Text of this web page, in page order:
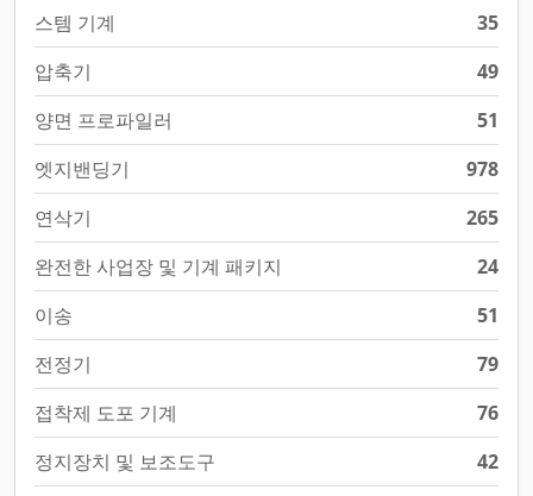
스템 기계
35
압축기
49
양면 프로파일러
51
엣지밴딩기
978
연삭기
265
완전한 사업장 및 기계 패키지
24
이송
51
전정기
79
접착제 도포 기계
76
정지장치 및 보조도구
42